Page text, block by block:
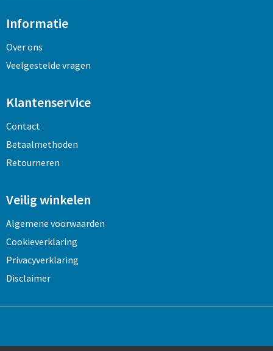
Informatie
Over ons
Veelgestelde vragen
Klantenservice
Contact
Betaalmethoden
Retourneren
Veilig winkelen
Algemene voorwaarden
Cookieverklaring
Privacyverklaring
Disclaimer